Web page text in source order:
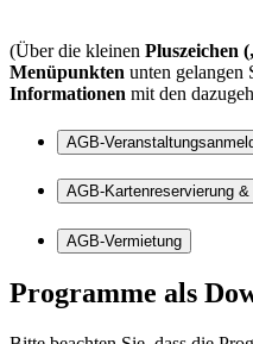
(Über die kleinen Pluszeichen
Menüpunkten unten gelangen
Informationen mit den
AGB-
AGB-Kartenreservierung
AGB-Vermietung
Programme als